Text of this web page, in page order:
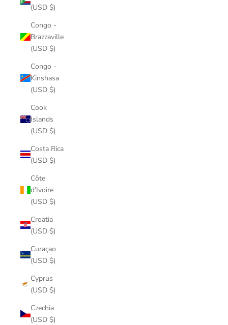
(USD $)
Congo -
Brazzaville
(USD $)
Congo -
Kinshasa
(USD $)
Cook
Islands
(USD $)
Costa Rica
(USD $)
Côte
d’Ivoire
(USD $)
Croatia
(USD $)
Curaçao
(USD $)
Cyprus
(USD $)
Czechia
(USD $)